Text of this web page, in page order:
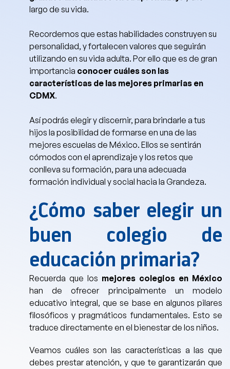
largo de su vida.
Recordemos que estas habilidades construyen su
personalidad, y fortalecen valores que seguirán
utilizando en su vida adulta. Por ello que es de gran
importancia conocer cuáles son las
características de las mejores primarias en
CDMX.
Así podrás elegir y discernir, para brindarle a tus
hijos la posibilidad de formarse en una de las
mejores escuelas de México. Ellos se sentirán
cómodos con el aprendizaje y los retos que
conlleva su formación, para una adecuada
formación individual y social hacia la Grandeza.
¿Cómo saber elegir un
buen colegio de
educación primaria?
Recuerda que los mejores colegios en México
han de ofrecer principalmente un modelo
educativo integral, que se base en algunos pilares
filosóficos y pragmáticos fundamentales. Esto se
traduce directamente en el bienestar de los niños.
Veamos cuáles son las características a las que
debes prestar atención, y que te garantizarán que